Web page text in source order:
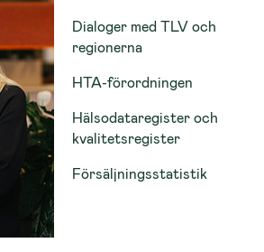
Dialoger med TLV och
regionerna
HTA-förordningen
Hälsodataregister och
kvalitetsregister
Försäljningsstatistik